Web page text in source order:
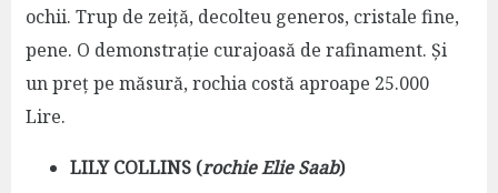
ochii. Trup de zeiță, decolteu generos, cristale fine,
pene. O demonstrație curajoasă de rafinament. Și
un preț pe măsură, rochia costă aproape 25.000
Lire.
LILY COLLINS (rochie Elie Saab)